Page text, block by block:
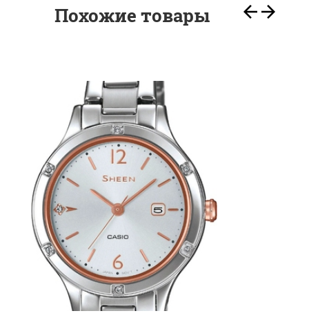
Похожие товары